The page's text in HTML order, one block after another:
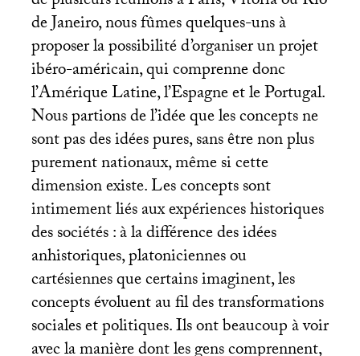
de Janeiro, nous fûmes quelques-uns à
proposer la possibilité d’organiser un projet
ibéro-américain, qui comprenne donc
l’Amérique Latine, l’Espagne et le Portugal.
Nous partions de l’idée que les concepts ne
sont pas des idées pures, sans être non plus
purement nationaux, même si cette
dimension existe. Les concepts sont
intimement liés aux expériences historiques
des sociétés : à la différence des idées
anhistoriques, platoniciennes ou
cartésiennes que certains imaginent, les
concepts évoluent au fil des transformations
sociales et politiques. Ils ont beaucoup à voir